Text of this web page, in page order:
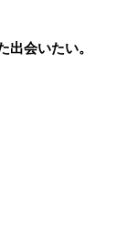
出会いたい。